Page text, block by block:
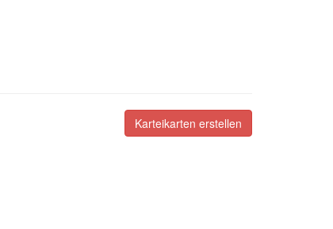
Karteikarten erstellen